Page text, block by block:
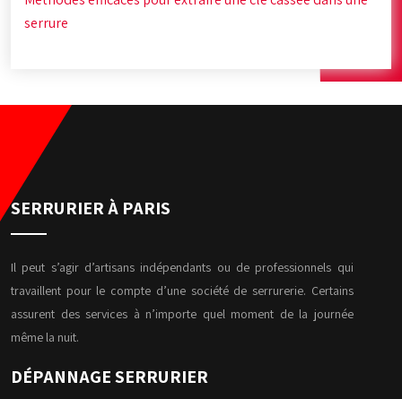
serrure
SERRURIER À PARIS
Il peut s’agir d’artisans indépendants ou de professionnels qui
travaillent pour le compte d’une société de serrurerie. Certains
assurent des services à n’importe quel moment de la journée
même la nuit.
DÉPANNAGE SERRURIER